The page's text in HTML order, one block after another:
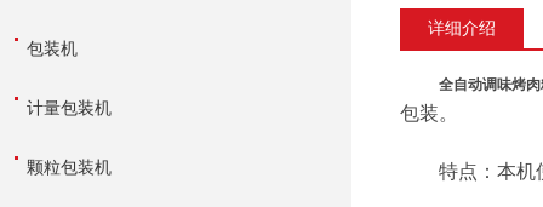
包装机
计量包装机
颗粒包装机
详细介绍
全自动调味烤
包装。
特点：本机使